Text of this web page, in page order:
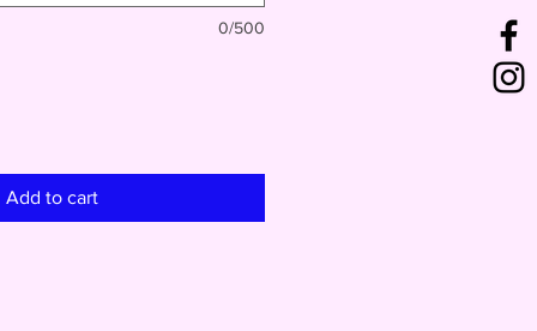
0/500
Add to cart